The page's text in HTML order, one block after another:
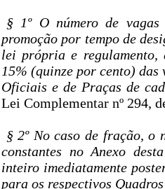
§ 1º O número de
promoção por tempo de
lei própria e regulamento,
15% (quinze por cento) das
Oficiais e de Praças de
Lei Complementar nº 294,
§ 2º No caso de fração, o
constantes no Anexo
inteiro imediatamente
para os respectivos